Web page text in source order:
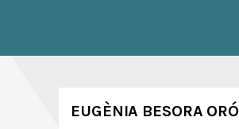
EUGÈNIA BESORA ORÓ